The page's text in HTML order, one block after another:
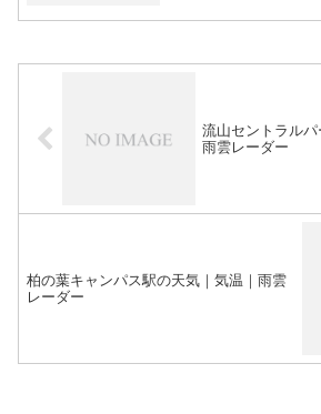
流山セントラルパ
雨雲レーダー
柏の葉キャンパス駅の天気｜気温｜雨雲
レーダー